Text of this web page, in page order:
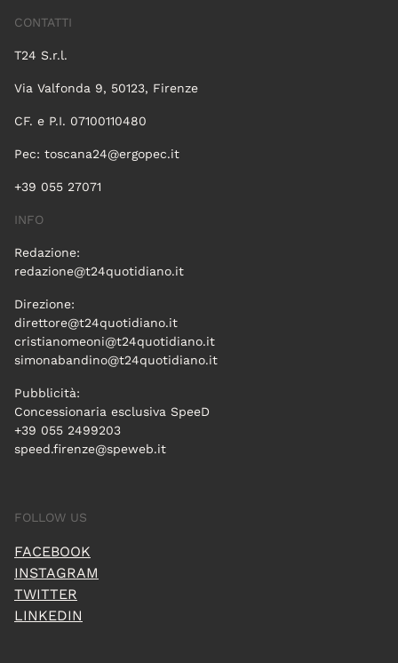
CONTATTI
T24 S.r.l.
Via Valfonda 9, 50123, Firenze
CF. e P.I. 07100110480
Pec: toscana24@ergopec.it
+39 055 27071
INFO
Redazione:
redazione@t24quotidiano.it
Direzione:
direttore@t24quotidiano.it
cristianomeoni@t24quotidiano.it
simonabandino@t24quotidiano.it
Pubblicità:
Concessionaria esclusiva SpeeD
+39 055 2499203
speed.firenze@speweb.it
FOLLOW US
FACEBOOK
INSTAGRAM
TWITTER
LINKEDIN